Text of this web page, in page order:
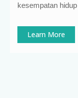
kesempatan
Learn More